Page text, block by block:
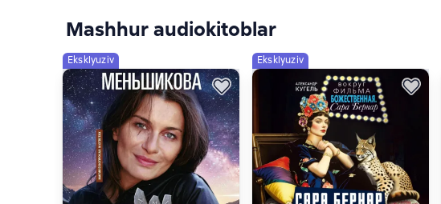
Mashhur audiokitoblar
Eksklyuziv Eksklyuziv